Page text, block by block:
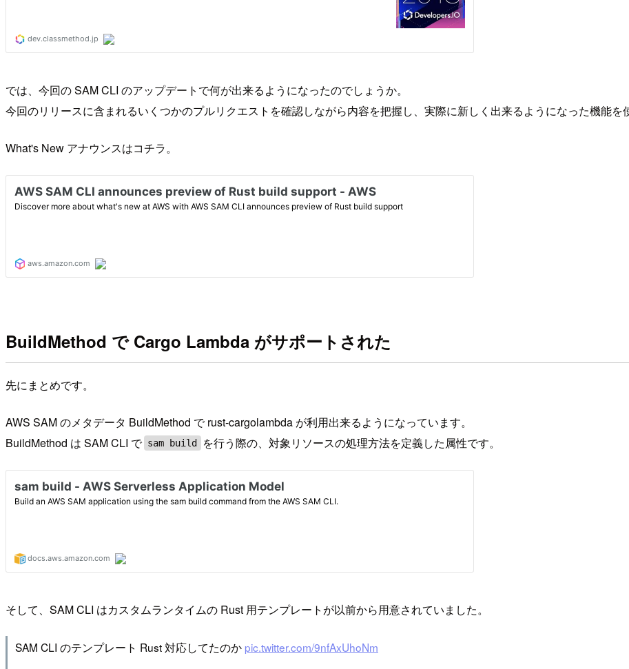
では、今回の SAM CLI のアップデートで何が出来るようになったのでしょうか。
今回のリリースに含まれるいくつかのプルリクエストを確認しながら内容を把握し、実際に新しく出来るようになった機能を
What's New アナウンスはコチラ。
BuildMethod で Cargo Lambda がサポートされた
先にまとめです。
AWS SAM のメタデータ BuildMethod で rust-cargolambda が利用出来るようになっています。
BuildMethod は SAM CLI で sam build を行う際の、対象リソースの処理方法を定義した属性です。
そして、SAM CLI はカスタムランタイムの Rust 用テンプレートが以前から用意されていました。
SAM CLI のテンプレート Rust 対応してたのか pic.twitter.com/9nfAxUhoNm